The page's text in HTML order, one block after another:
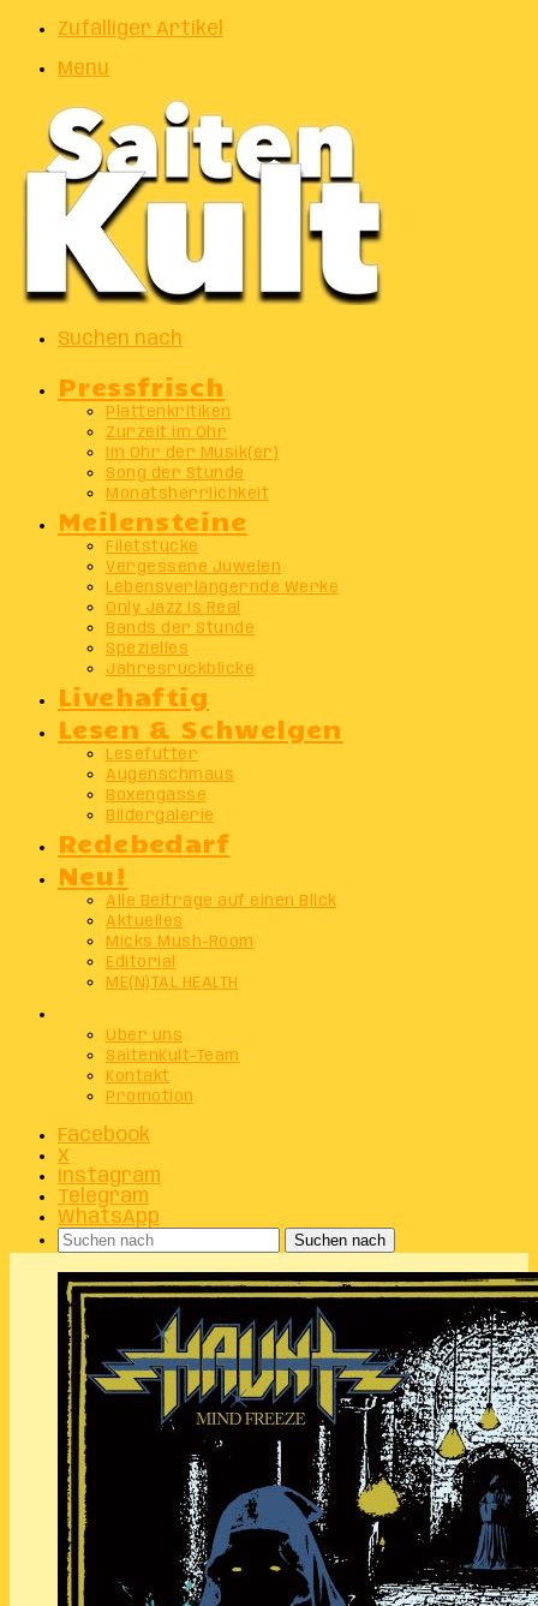
Zufälliger Artikel
Menu
Suchen nach
Pressfrisch
Plattenkritiken
Zurzeit im Ohr
Im Ohr der Musik(er)
Song der Stunde
Monatsherrlichkeit
Meilensteine
Filetstücke
Vergessene Juwelen
Lebensverlängernde Werke
Only Jazz Is Real
Bands der Stunde
Spezielles
Jahresrückblicke
Livehaftig
Lesen & Schwelgen
Lesefutter
Augenschmaus
Boxengasse
Bildergalerie
Redebedarf
Neu!
Alle Beiträge auf einen Blick
Aktuelles
Micks Mush-Room
Editorial
ME(N)TAL HEALTH
Über uns
SaitenKult-Team
Kontakt
Promotion
Facebook
X
Instagram
Telegram
WhatsApp
Suchen nach